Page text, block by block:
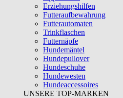
Erziehungshilfen
Futteraufbewahrung
Futterautomaten
Trinkflaschen
Futternäpfe
Hundemäntel
Hundepullover
Hundeschuhe
Hundewesten
Hundeaccessoires
UNSERE TOP-MARKEN